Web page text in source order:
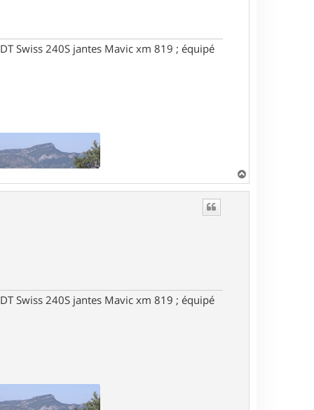
Swiss 240S jantes Mavic xm 819 ; équipé
a
Swiss 240S jantes Mavic xm 819 ; équipé